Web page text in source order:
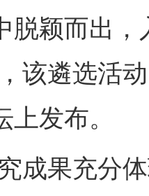
脱颖而出，
该遴选活
发布。
果充分体